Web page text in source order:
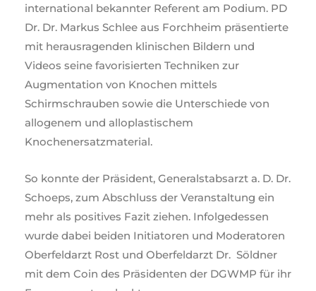
international bekannter Referent am Podium. PD
Dr. Dr. Markus Schlee aus Forchheim präsentierte
mit herausragenden klinischen Bildern und
Videos seine favorisierten Techniken zur
Augmentation von Knochen mittels
Schirmschrauben sowie die Unterschiede von
allogenem und alloplastischem
Knochenersatzmaterial.
So konnte der Präsident, Generalstabsarzt a. D. Dr.
Schoeps, zum Abschluss der Veranstaltung ein
mehr als positives Fazit ziehen. Infolgedessen
wurde dabei beiden Initiatoren und Moderatoren
Oberfeldarzt Rost und Oberfeldarzt Dr. Söldner
mit dem Coin des Präsidenten der DGWMP für ihr